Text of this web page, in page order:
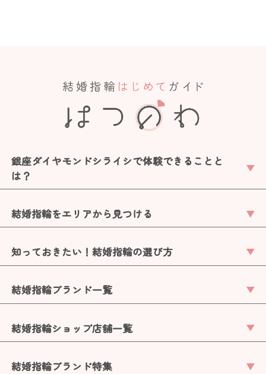
銀座ダイヤモンドシライシで体験できることと
は？
結婚指輪をエリアから見つける
知っておきたい！結婚指輪の選び方
結婚指輪ブランド一覧
結婚指輪ショップ店舗一覧
結婚指輪ブランド特集